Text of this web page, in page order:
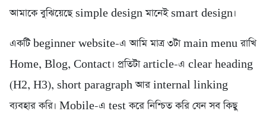
আমাকে বুঝিয়েছে simple design মানেই smart design।
একটি beginner website-এ আমি মাত্র ৩টা main menu রাখি
Home, Blog, Contact। প্রতিটা article-এ clear heading
(H2, H3), short paragraph আর internal linking
ব্যবহার করি। Mobile-এ test করে নিশ্চিত করি যেন সব কিছু